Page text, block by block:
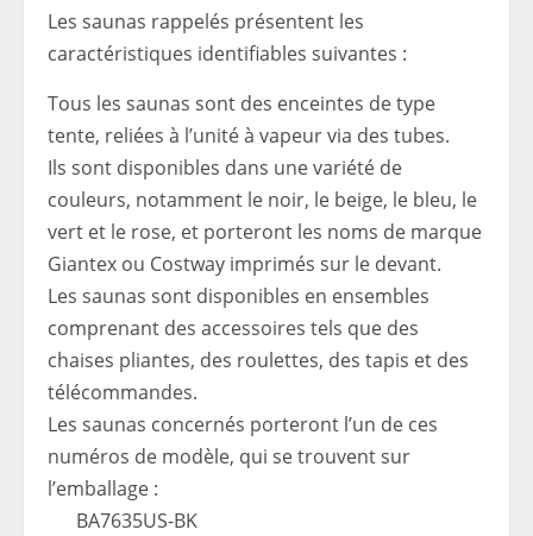
Les saunas rappelés présentent les
caractéristiques identifiables suivantes :
Tous les saunas sont des enceintes de type
tente, reliées à l’unité à vapeur via des tubes.
Ils sont disponibles dans une variété de
couleurs, notamment le noir, le beige, le bleu, le
vert et le rose, et porteront les noms de marque
Giantex ou Costway imprimés sur le devant.
Les saunas sont disponibles en ensembles
comprenant des accessoires tels que des
chaises pliantes, des roulettes, des tapis et des
télécommandes.
Les saunas concernés porteront l’un de ces
numéros de modèle, qui se trouvent sur
l’emballage :
BA7635US-BK